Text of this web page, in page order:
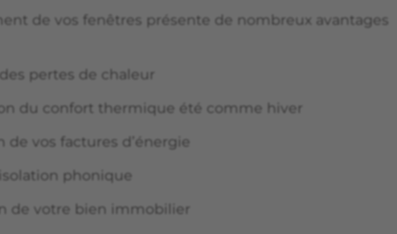
de vos fenêtres présente de nombreux avantages
pertes de chaleur
du confort thermique été comme hiver
vos factures d’énergie
phonique
de votre bien immobilier